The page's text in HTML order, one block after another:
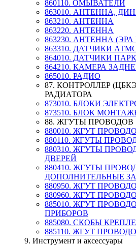
860110. ОМЫВАТЕЛИ
863010. АНТЕННА,
863210. АНТЕННА
863220. АНТЕННА
863230. АНТЕННА
863310. ДАТЧИКИ
864010. ДАТЧИКИ
864210. КАМЕРА
865010. РАДИО
87. КОНТРОЛЛЕР
РАДИАТОРА
873010. БЛОКИ
873510. БЛОК
88. ЖГУТЫ ПРОВОДОВ
880010. ЖГУТ
880110. ЖГУТЫ
880310. ЖГУТЫ
ДВЕРЕЙ
880410. ЖГУТЫ
ДОПОЛНИТЕЛЬНЫЕ
880950. ЖГУТ
880960. ЖГУТ
885010. ЖГУТ
ПРИБОРОВ
885080. СКОБЫ
885110. ЖГУТ
9. Инструмент и аксессуары